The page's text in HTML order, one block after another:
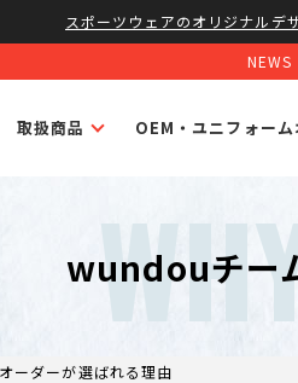
スポーツウェアのオリジナルデ
取扱商品 OEM・ユニフォーム
NEWS
wundouチー
ーダーが選ばれる理由